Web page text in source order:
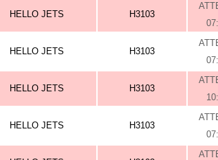
HELLO JETS H3103
HELLO JETS H3103
HELLO JETS H3103
HELLO JETS H3103